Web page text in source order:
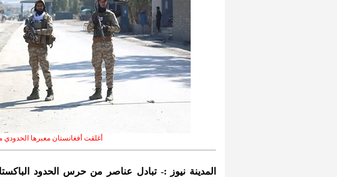
أغلقت أفغانستان معبرها الحدودي
المدينة نيوز :- تبادل عناصر من حرس الحدود